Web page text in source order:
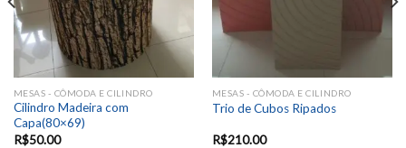
MESAS - CÔMODA E CILINDRO
Cilindro Madeira com
Capa(80×69)
R$50.00
MESAS - CÔMODA E CILINDRO
Trio de Cubos Ripados
R$210.00